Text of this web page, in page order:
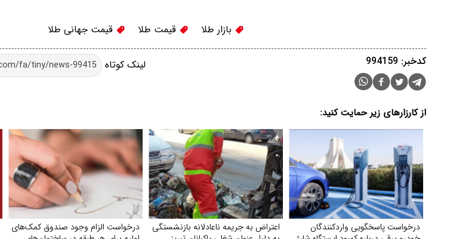
بازار طلا قیمت طلا قیمت جهانی طلا
لینک کوتاه کدخبر: 994159
از کارزارهای زیر حمایت کنید:
درخواست پاسخگویی واردکنندگان
اعتراض به جریمه ناعادلانه بازنشستگی
درخواست الزام وجود صندوق کمک‌های